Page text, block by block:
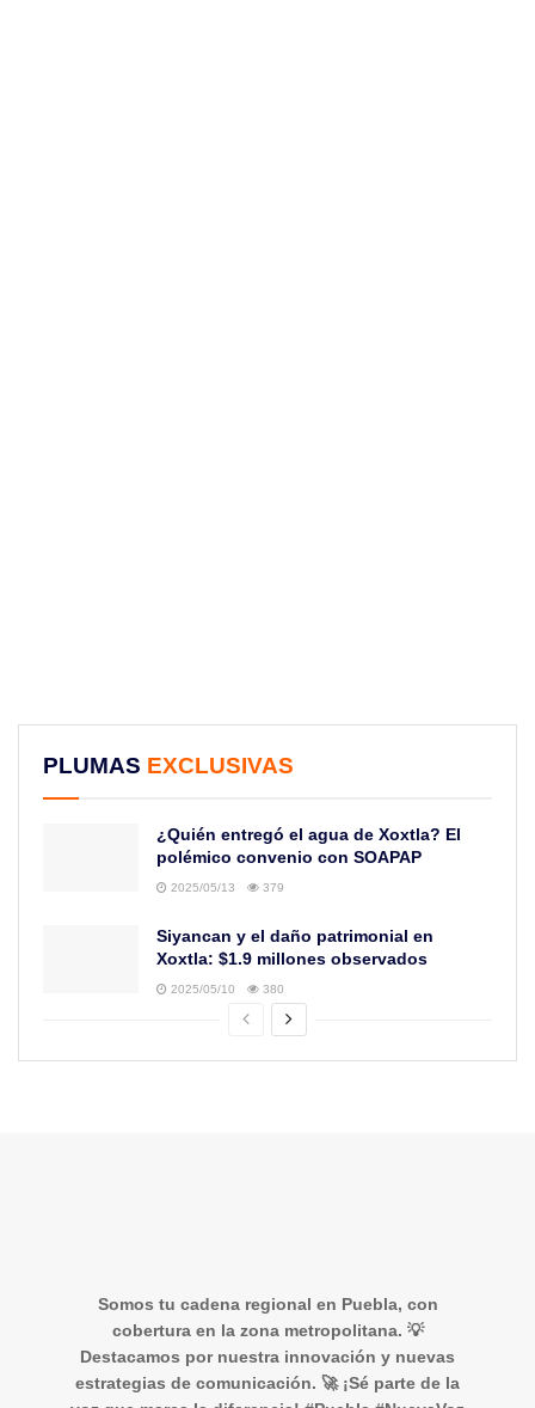
PLUMAS EXCLUSIVAS
¿Quién entregó el agua de Xoxtla? El
polémico convenio con SOAPAP
2025/05/13 379
Siyancan y el daño patrimonial en
Xoxtla: $1.9 millones observados
2025/05/10 380
Somos tu cadena regional en Puebla, con
cobertura en la zona metropolitana. 💡
Destacamos por nuestra innovación y nuevas
estrategias de comunicación. 🚀 ¡Sé parte de la